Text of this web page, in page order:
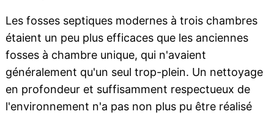
Les fosses septiques modernes à trois chambres
étaient un peu plus efficaces que les anciennes
fosses à chambre unique, qui n'avaient
généralement qu'un seul trop-plein. Un nettoyage
en profondeur et suffisamment respectueux de
l'environnement n'a pas non plus pu être réalisé